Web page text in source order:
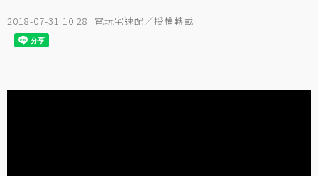
2018-07-31 10:28 電玩宅速配／授權轉載